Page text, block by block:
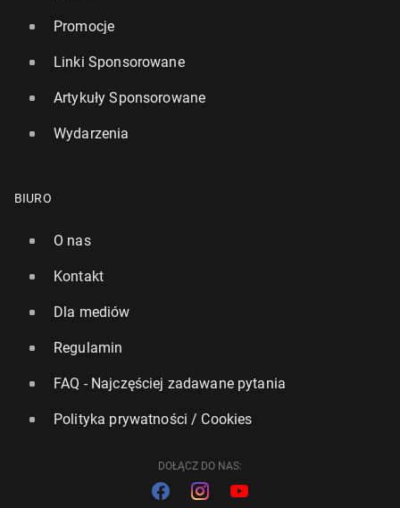
Promocje
Linki Sponsorowane
Artykuły Sponsorowane
Wydarzenia
BIURO
O nas
Kontakt
Dla mediów
Regulamin
FAQ - Najczęściej zadawane pytania
Polityka prywatności / Cookies
DOŁĄCZ DO NAS: